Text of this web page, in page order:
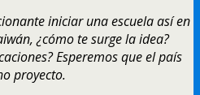
iniciar una escuela así en
¿cómo te surge la idea?
Esperemos que el país
proyecto.